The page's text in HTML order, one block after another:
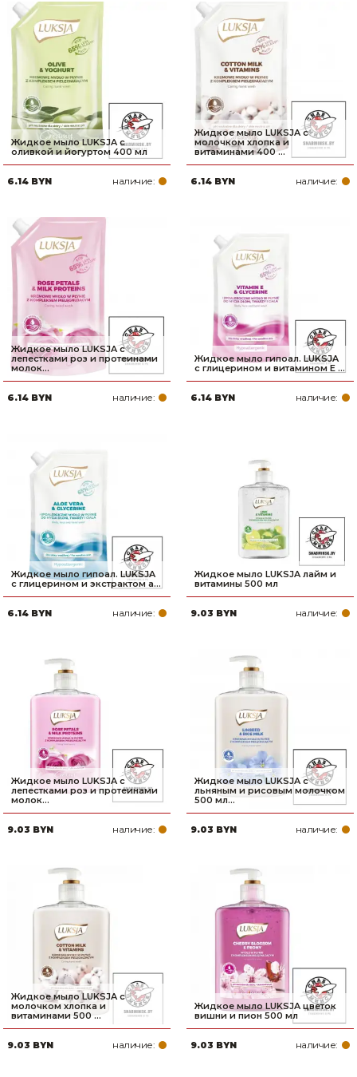
Жидкое мыло LUKSJA с
оливкой и йогуртом 400 мл
6.14 BYN наличие:
Жидкое мыло LUKSJA с
молочком хлопка и
витаминами 400 ...
6.14 BYN наличие:
Жидкое мыло LUKSJA с
лепестками роз и протеинами
молок...
6.14 BYN наличие:
Жидкое мыло гипоал. LUKSJA
с глицерином и витамином Е ...
6.14 BYN наличие:
Жидкое мыло гипоал. LUKSJA
с глицерином и экстрактом а...
6.14 BYN наличие:
Жидкое мыло LUKSJA лайм и
витамины 500 мл
9.03 BYN наличие:
Жидкое мыло LUKSJA с
лепестками роз и протеинами
молок...
9.03 BYN наличие:
Жидкое мыло LUKSJA с
льняным и рисовым молочком
500 мл...
9.03 BYN наличие:
Жидкое мыло LUKSJA с
молочком хлопка и
витаминами 500 ...
9.03 BYN наличие:
Жидкое мыло LUKSJA цветок
вишни и пион 500 мл
9.03 BYN наличие: